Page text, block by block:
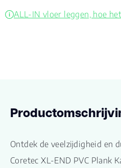
ALL-IN vloer leggen, hoe
Ontdek de veelzijdigheid en
Coretec XL-END PVC Plank